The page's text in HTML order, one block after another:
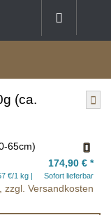
(ca.
174,90 € *
€/1 kg Sofort lieferbar
zzgl. Versandkosten